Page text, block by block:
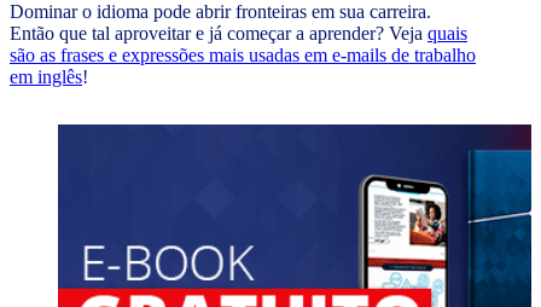
Dominar o idioma pode abrir fronteiras em sua carreira.
Então que tal aproveitar e já começar a aprender? Veja quais
são as frases e expressões mais usadas em e-mails de trabalho
em inglês!